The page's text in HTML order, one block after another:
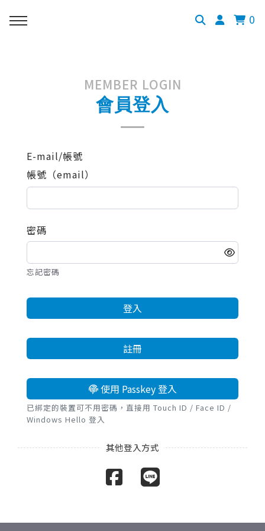
0
MEMBER LOGIN
會員登入
E-mail/帳號
帳號（email）
密碼
忘記密碼
登入
註冊
使用 Passkey 登入
已綁定的裝置可不用密碼，直接用 Touch ID / Face ID /
Windows Hello 登入